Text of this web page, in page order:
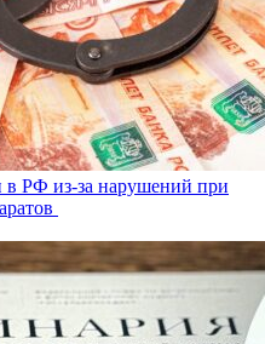
в РФ из-за нарушений при